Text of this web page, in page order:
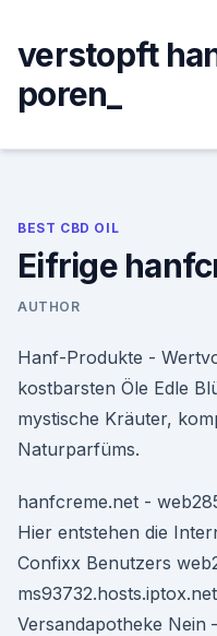
content
verstopft
poren_
BEST CBD OIL
Eifrige
AUTHOR
Hanf-Produkte -
kostbarsten Öle Edle
mystische Kräuter,
Naturparfüms.
hanfcreme.net -
Hier entstehen die
Confixx Benutzers
Versandapotheke Nein